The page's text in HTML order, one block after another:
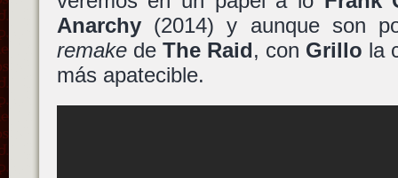
Anarchy(2014) y aunque son
remakede The Raid, con Grillo la
más apatecible.